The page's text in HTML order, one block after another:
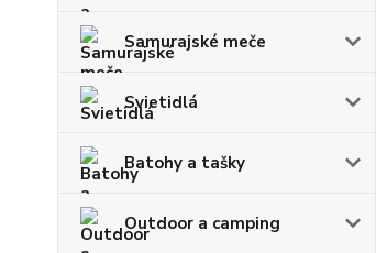
Samurajské meče
Svietidlá
Batohy a tašky
Outdoor a camping